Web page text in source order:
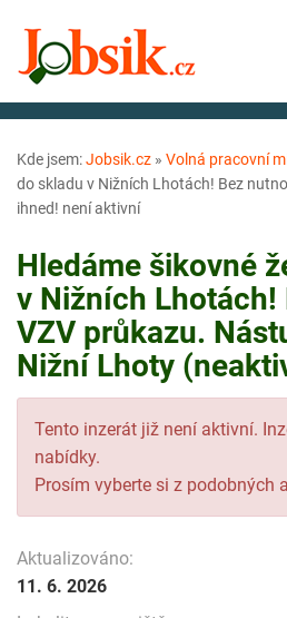
Kde jsem:Jobsik.cz » Volná pracovní
do skladu v Nižních Lhotách! Bez
ihned! není aktivní
Hledáme šikovné
v Nižních Lhotách!
VZV průkazu.
Nižní Lhoty
Tento inzerát již není aktivní.
nabídky.
Prosím vyberte si z podobných
Aktualizováno:
11. 6. 2026